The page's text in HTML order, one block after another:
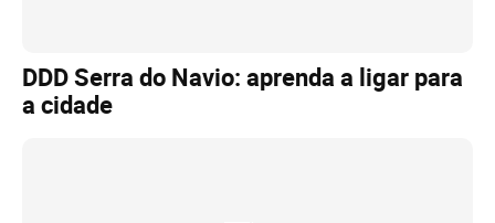
DDD Serra do Navio: aprenda a ligar para
a cidade